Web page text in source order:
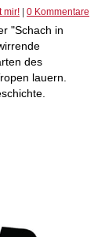
mir! 0 Kommentare
"Schach in
des
lauern.